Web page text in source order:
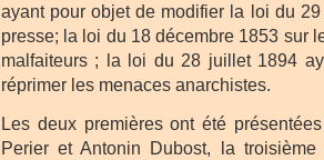
ayant pour objet de modifier la loi du
presse; la loi du 18 décembre 1853 sur
malfaiteurs ; la loi du 28 juillet 1894
réprimer les menaces anarchistes.
Les deux premières ont été
Perier et Antonin Dubost, la